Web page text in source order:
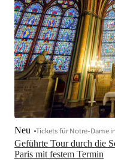
Geführte Tour durch die
Paris mit festem Termin
Neu Tickets für Notre-Dame